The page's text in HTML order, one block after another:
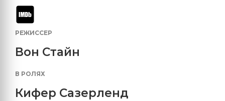
РЕЖИССЕР
Вон Стайн
В РОЛЯХ
Кифер Сазерленд